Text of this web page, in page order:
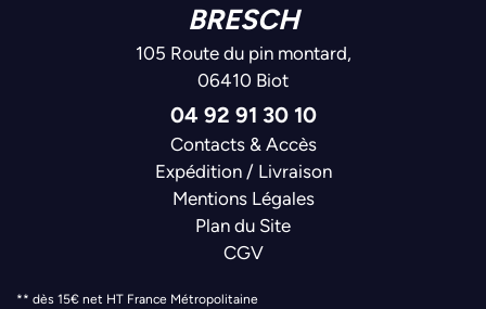
BRESCH
105 Route du pin montard,
06410 Biot
04 92 91 30 10
Contacts & Accès
Expédition / Livraison
Mentions Légales
Plan du Site
CGV
** dès 15€ net HT France Métropolitaine